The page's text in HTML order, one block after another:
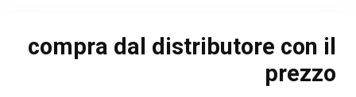
compra dal distributore con il
prezzo